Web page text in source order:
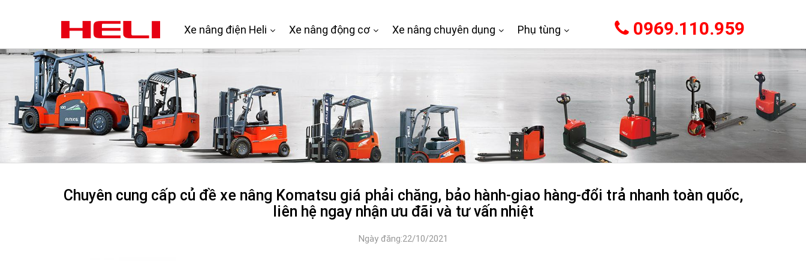
Xe nâng điện Heli Xe nâng động cơ Xe nâng chuyên dụng Phụ tùng 0969.110.959
Chuyên cung cấp củ đề xe nâng Komatsu giá phải chăng, bảo hành-giao hàng-đổi trả nhanh toàn quốc,
liên hệ ngay nhận ưu đãi và tư vấn nhiệt
Ngày đăng:22/10/2021